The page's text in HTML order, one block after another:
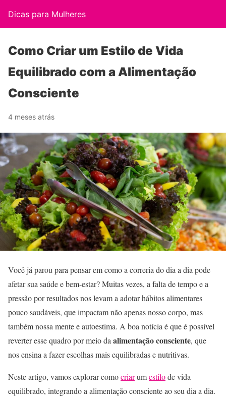
Dicas para Mulheres
Como Criar um Estilo de Vida
Equilibrado com a Alimentação
Consciente
4 meses atrás
Você já parou para pensar em como a correria do dia a dia pode
afetar sua saúde e bem-estar? Muitas vezes, a falta de tempo e a
pressão por resultados nos levam a adotar hábitos alimentares
pouco saudáveis, que impactam não apenas nosso corpo, mas
também nossa mente e autoestima. A boa notícia é que é possível
reverter esse quadro por meio da alimentação consciente, que
nos ensina a fazer escolhas mais equilibradas e nutritivas.
Neste artigo, vamos explorar comocriarumestilode vida
equilibrado, integrando a alimentação consciente ao seu dia a dia.